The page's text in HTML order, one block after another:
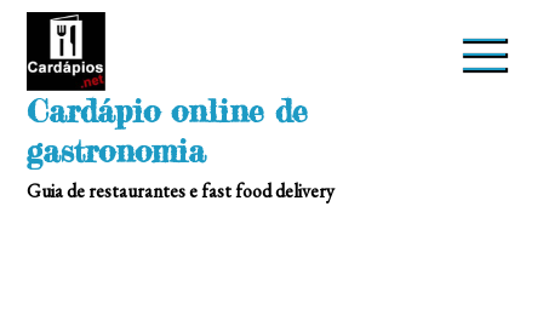
Skip
Cardápio online de
gastronomia
Guia de restaurantes e fast food delivery